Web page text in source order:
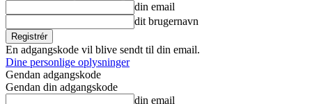
din email
dit brugernavn
En adgangskode vil blive sendt til din email.
Dine personlige oplysninger
Gendan adgangskode
Gendan din adgangskode
din email